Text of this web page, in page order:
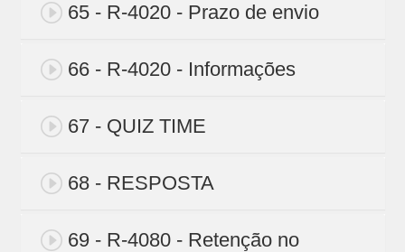
65 - R-4020 - Prazo de envio
66 - R-4020 - Informações
67 - QUIZ TIME
68 - RESPOSTA
69 - R-4080 - Retenção no